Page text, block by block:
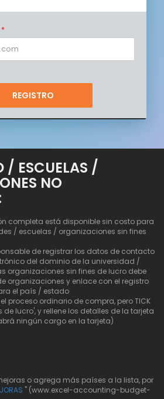
*
/ ESCUELAS /
NO
completa está disponible sin costo para
/ escuelas / organizaciones sin fines
de registrar los datos de contacto
del dominio de la universidad /
organizaciones sin fines de lucro debe
organizaciones y enlace con el registro
el país / estado
proceso ordinario de compra, pero TICK
de lucro', y rellene los detalles de la tarjeta
ningún cargo en la tarjeta)
o agrega más países a la lista, por
" (www.excel-accounting-budget-